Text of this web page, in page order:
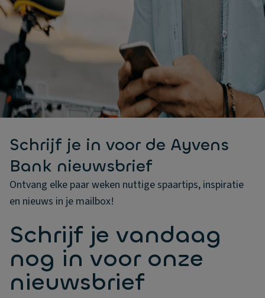
Schrijf je in voor de Ayvens
Bank nieuwsbrief
Ontvang elke paar weken nuttige spaartips, inspiratie
en nieuws in je mailbox!
Schrijf je vandaag
nog in voor onze
nieuwsbrief